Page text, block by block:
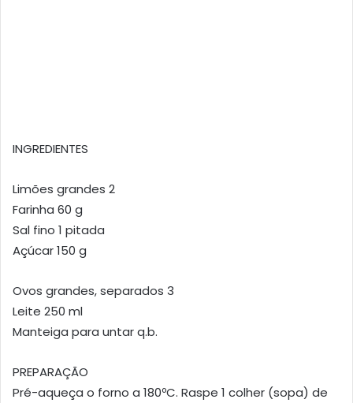
INGREDIENTES
Limões grandes 2
Farinha 60 g
Sal fino 1 pitada
Açúcar 150 g
Ovos grandes, separados 3
Leite 250 ml
Manteiga para untar q.b.
PREPARAÇÃO
Pré-aqueça o forno a 180ºC. Raspe 1 colher (sopa) de